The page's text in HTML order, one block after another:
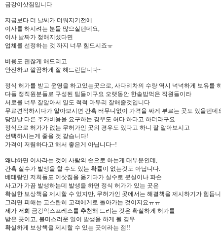
금강이삿짐입니다
지금보다 더 날씨가 더워지기전에
이사를 하시려는 분들 많으실텐데요,
이사 날짜가 정해지셨다면
업체를 선정하는 것 까지 너무 힘드시죠ㅠ
​비용도 괜찮게 해드리고
안전하고 깔끔하게 잘 해드린답니다~
정식 허가를 받고 운영을 하고있는곳으로, 사다리차의 수량 역시 넉넉하게 보유를
다들 정직원분들로 구성된 팀들이구요 오랫동안 한솥밥먹은 직원들이라
서로를 너무 잘알아서 일도 척척 마무리 잘해줄것입니다
무료견적하시다가 알아보시면 간혹 터무니없이 가격을 싸게 부르는 곳도 있을텐데
당일날 다른 추가비용을 요구하는 경우도 허다 하다고 하더라구요.
정식으로 허가가 없는 무허가인 곳의 경우도 있다고 하니 잘 알아보시고
선택하시는게 좋을 것 같습니다!
가격이 저렴하다고 해서 좋은게 아닙니다~!
왜냐하면 이사라는 것이 사람의 손으로 하는게 대부분인데,
간혹 실수가 발생을 할 수도 있는 확률이 없는것도 아닙니다.
베테랑인 저희들도 이삿짐을 옮기다가 실수로 분실이나 파손
사고가 가끔 발생하는데 발생을 하면 정식 허가가 있는 곳은
확실한 보상책을 제시할 수 있지만, 무허가인 곳에서는 해결책을 제시하기가 힘듭
그러면 피해는 고스란히 고객에게로 돌아가는 것이지요ㅠㅠ
제가 저희 금강익스프레스를 추천해 드리는 것은 확실하게 허가를
받은 곳이고, 불미스러운 일이 발생을 하게 될 경우
확실하게 보상책을 제시할 수 있는 곳이라는 점!!